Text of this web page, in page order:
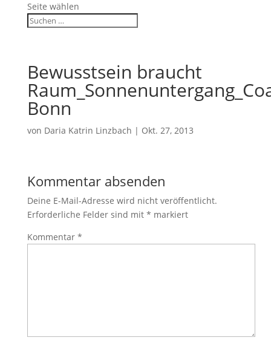
Seite wählen
Bewusstsein braucht
Bonn
von Daria Katrin Linzbach | Okt. 27, 2013
Kommentar absenden
Deine E-Mail-Adresse wird nicht veröffentlicht.
Erforderliche Felder sind mit * markiert
Kommentar *